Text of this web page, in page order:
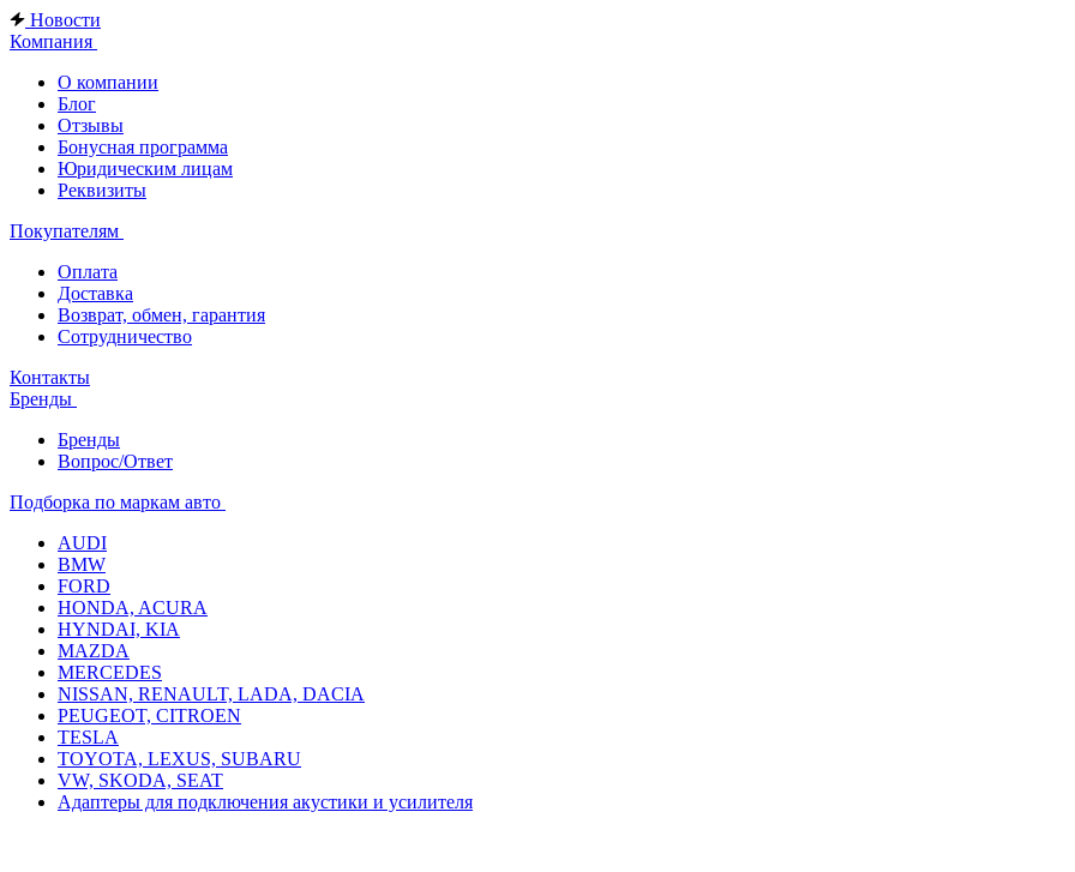
Новости
Компания
О компании
Блог
Отзывы
Бонусная программа
Юридическим лицам
Реквизиты
Покупателям
Оплата
Доставка
Возврат, обмен, гарантия
Сотрудничество
Контакты
Бренды
Бренды
Вопрос/Ответ
Подборка по маркам авто
AUDI
BMW
FORD
HONDA, ACURA
HYNDAI, KIA
MAZDA
MERCEDES
NISSAN, RENAULT, LADA, DACIA
PEUGEOT, CITROEN
TESLA
TOYOTA, LEXUS, SUBARU
VW, SKODA, SEAT
Адаптеры для подключения акустики и усилителя